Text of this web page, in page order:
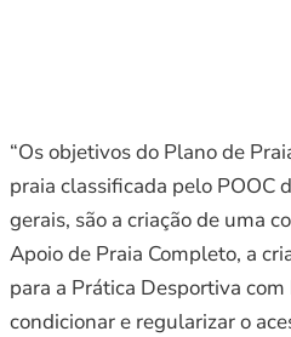
“Os objetivos do Plano de
praia classificada pelo POOC
gerais, são a criação de uma
Apoio de Praia Completo, a
para a Prática Desportiva
condicionar e regularizar o